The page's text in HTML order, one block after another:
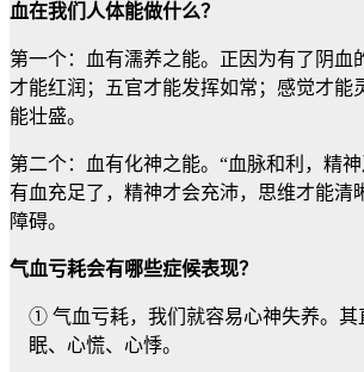
血在我们人体能做什么？
第一个：血有濡养之能。正因为有了阴血
才能红润；五官才能发挥如常；感觉才能
能壮盛。
第二个：血有化神之能。“血脉和利，精
有血充足了，精神才会充沛，思维才能清
障碍。
气血亏耗会有哪些症候表现？
① 气血亏耗，我们就容易心神失养。其
眠、心慌、心悸。